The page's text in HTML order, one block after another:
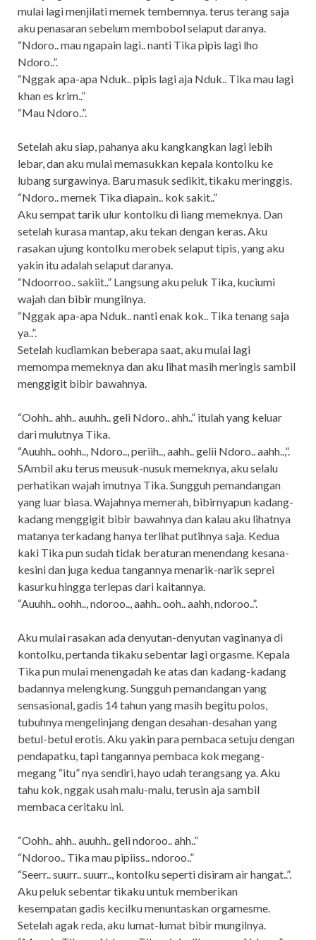
mulai lagi menjilati memek tembemnya. terus terang saja
aku penasaran sebelum membobol selaput daranya.
“Ndoro.. mau ngapain lagi.. nanti Tika pipis lagi lho
Ndoro..”.
“Nggak apa-apa Nduk.. pipis lagi aja Nduk.. Tika mau lagi
khan es krim..”
“Mau Ndoro..”.
Setelah aku siap, pahanya aku kangkangkan lagi lebih
lebar, dan aku mulai memasukkan kepala kontolku ke
lubang surgawinya. Baru masuk sedikit, tikaku meringgis.
“Ndoro.. memek Tika diapain.. kok sakit..”
Aku sempat tarik ulur kontolku di liang memeknya. Dan
setelah kurasa mantap, aku tekan dengan keras. Aku
rasakan ujung kontolku merobek selaput tipis, yang aku
yakin itu adalah selaput daranya.
“Ndoorroo.. sakiit..” Langsung aku peluk Tika, kuciumi
wajah dan bibir mungilnya.
“Nggak apa-apa Nduk.. nanti enak kok.. Tika tenang saja
ya..”.
Setelah kudiamkan beberapa saat, aku mulai lagi
memompa memeknya dan aku lihat masih meringis sambil
menggigit bibir bawahnya.
“Oohh.. ahh.. auuhh.. geli Ndoro.. ahh..” itulah yang keluar
dari mulutnya Tika.
“Auuhh.. oohh.., Ndoro.., periih.., aahh.. gelii Ndoro.. aahh..,”.
SAmbil aku terus meusuk-nusuk memeknya, aku selalu
perhatikan wajah imutnya Tika. Sungguh pemandangan
yang luar biasa. Wajahnya memerah, bibirnyapun kadang-
kadang menggigit bibir bawahnya dan kalau aku lihatnya
matanya terkadang hanya terlihat putihnya saja. Kedua
kaki Tika pun sudah tidak beraturan menendang kesana-
kesini dan juga kedua tangannya menarik-narik seprei
kasurku hingga terlepas dari kaitannya.
“Auuhh.. oohh.., ndoroo.., aahh.. ooh.. aahh, ndoroo..”.
Aku mulai rasakan ada denyutan-denyutan vaginanya di
kontolku, pertanda tikaku sebentar lagi orgasme. Kepala
Tika pun mulai menengadah ke atas dan kadang-kadang
badannya melengkung. Sungguh pemandangan yang
sensasional, gadis 14 tahun yang masih begitu polos,
tubuhnya mengelinjang dengan desahan-desahan yang
betul-betul erotis. Aku yakin para pembaca setuju dengan
pendapatku, tapi tangannya pembaca kok megang-
megang “itu” nya sendiri, hayo udah terangsang ya. Aku
tahu kok, nggak usah malu-malu, terusin aja sambil
membaca ceritaku ini.
“Oohh.. ahh.. auuhh.. geli ndoroo.. ahh..”
“Ndoroo.. Tika mau pipiiss.. ndoroo..”
“Seerr.. suurr.. suurr.., kontolku seperti disiram air hangat..”.
Aku peluk sebentar tikaku untuk memberikan
kesempatan gadis kecilku menuntaskan orgamesme.
Setelah agak reda, aku lumat-lumat bibir mungilnya.